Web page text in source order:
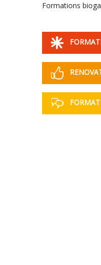
Formations